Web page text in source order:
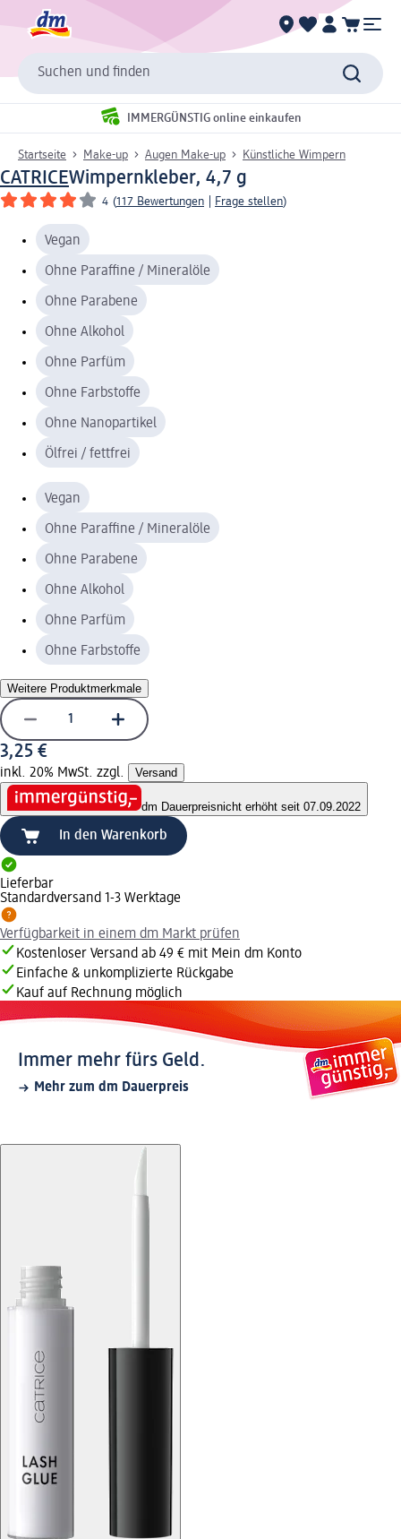
Suchen und finden
IMMERGÜNSTIG online einkaufen
Startseite Make-up Augen Make-up Künstliche Wimpern
CATRICEWimpernkleber, 4,7 g
4 (117 Bewertungen Frage stellen)
Vegan
Ohne Paraffine / Mineralöle
Ohne Parabene
Ohne Alkohol
Ohne Parfüm
Ohne Farbstoffe
Ohne Nanopartikel
Ölfrei / fettfrei
Vegan
Ohne Paraffine / Mineralöle
Ohne Parabene
Ohne Alkohol
Ohne Parfüm
Ohne Farbstoffe
Weitere Produktmerkmale
3,25 €
inkl. 20% MwSt. zzgl. Versand
dm Dauerpreisnicht erhöht seit 07.09.2022
In den Warenkorb
Lieferbar
Standardversand 1-3 Werktage
Verfügbarkeit in einem dm Markt prüfen
Kostenloser Versand ab 49 € mit Mein dm Konto
Einfache & unkomplizierte Rückgabe
Kauf auf Rechnung möglich
Immer mehr fürs Geld.
Mehr zum dm Dauerpreis